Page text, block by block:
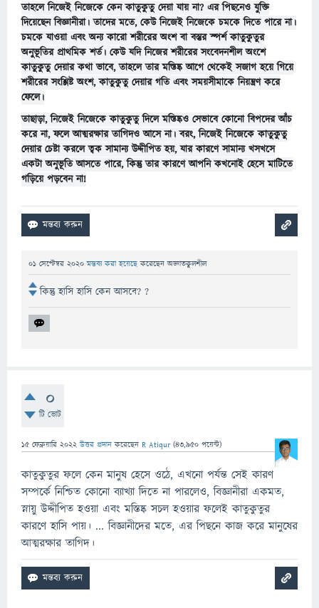
তাহলে নিজেই নিজেকে কেন কাতুকুতু দেয়া যায় না? এর পিছনেও যুক্তি
দিয়েছেন বিজ্ঞানীরা। তাদের মতে, কেউ নিজেই নিজেকে চমকে দিতে পারে না।
চমকে যাওয়া এবং অন্য কারো শরীরের অংশ বা বস্তুর স্পর্শ কাতুকুতুর
অনুভূতির প্রাথমিক শর্ত। কেউ যদি নিজের শরীরের সংবেদনশীল অংশে
কাতুকুতু দেয়ার কথা ভাবে, তাহলে তার মস্তিষ্ক আগে থেকেই সজাগ হয়ে গিয়ে
শরীরের সংশ্লিষ্ট অংশ, কাতুকুতু দেয়ার গতি এবং সময়সীমাকে নিয়ন্ত্রণ করে
ফেলে।
তাছাড়া, নিজেই নিজেকে কাতুকুতু দিলে মস্তিষ্কও সেভাবে কোনো বিপদের আঁচ
করে না, ফলে আত্মরক্ষার তাগিদও আসে না। বরং, নিজেই নিজেকে কাতুকুতু
দেয়ার চেষ্টা করলে ত্বক সামান্য উদ্দীপিত হয়, যার কারণে সামান্য খসখসে
একটা অনুভূতি আসতে পারে, কিন্তু তার কারণে আপনি কখনোই হেসে মাটিতে
গড়িয়ে পড়বেন না!
01 সেপ্টেম্বর 2020 মন্তব্য করা হয়েছেকরেছেনঅজ্ঞাতকুলশীল
কিন্তু হাসি হাসি কেন আসবে? ?
0
টি ভোট
15 ফেব্রুয়ারি 2022 উত্তর প্রদান করেছেন R Atiqur (43,950 পয়েন্ট)
কাতুকুতুর ফলে কেন মানুষ হেসে ওঠে, এখনো পর্যন্ত সেই কারণ
সম্পর্কে নিশ্চিত কোনো ব্যাখ্যা দিতে না পারলেও, বিজ্ঞানীরা একমত,
স্নায়ু উদ্দীপিত হওয়া এবং মস্তিষ্ক সচল হওয়ার ফলেই কাতুকুতুর
কারণে হাসি পায়। ... বিজ্ঞানীদের মতে, এর পিছনে কাজ করে মানুষের
আত্মরক্ষার তাগিদ।